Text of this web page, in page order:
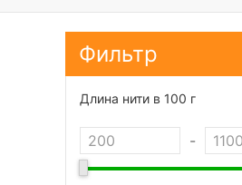
Фильтр
Длина нити в 100 г
-